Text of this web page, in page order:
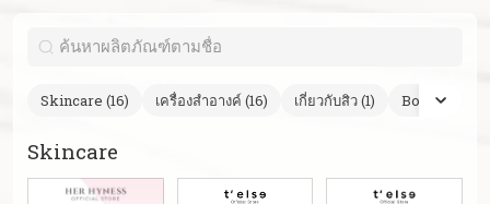
Skincare (16) เครื่องสำอางค์ (16) เกี่ยวกับสิว (1) Bodycare (1)
Skincare